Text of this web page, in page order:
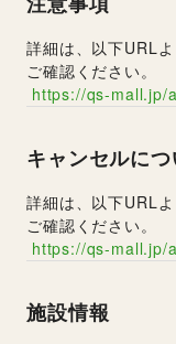
詳細は、以下URL
ご確認ください。
https://qs-mall.jp/
キャンセルに
詳細は、以下URL
ご確認ください。
https://qs-mall.jp/
施設情報